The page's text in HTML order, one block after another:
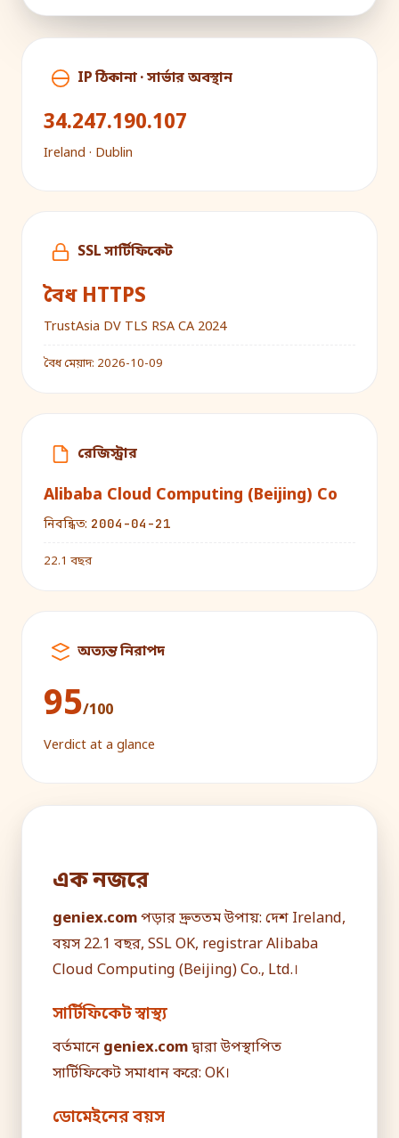
IP ঠিকানা · সার্ভার অবস্থান
34.247.190.107
Ireland · Dublin
SSL সার্টিফিকেট
বৈধ HTTPS
TrustAsia DV TLS RSA CA 2024
বৈধ মেয়াদ: 2026-10-09
রেজিস্ট্রার
Alibaba Cloud Computing (Beijing) Co
নিবন্ধিত: 2004-04-21
22.1 বছর
অত্যন্ত নিরাপদ
95/100
Verdict at a glance
এক নজরে
geniex.comপড়ার দ্রুততম উপায়: দেশ Ireland,
বয়স 22.1 বছর, SSL OK, registrar Alibaba
Cloud Computing (Beijing) Co., Ltd.।
সার্টিফিকেট স্বাস্থ্য
বর্তমানে geniex.comদ্বারা উপস্থাপিত
সার্টিফিকেট সমাধান করে: OK।
ডোমেইনের বয়স